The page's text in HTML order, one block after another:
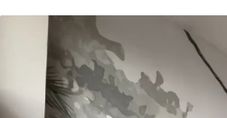
adhat hozzá.
Tisztítás
A tapéta
tisztítható. A
tisztíthatók.